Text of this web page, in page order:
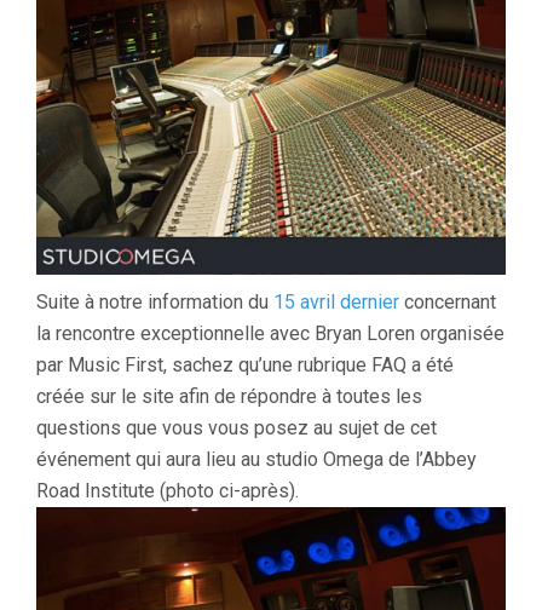
Suite à notre information du 15 avril dernier concernant
la rencontre exceptionnelle avec Bryan Loren organisée
par Music First, sachez qu’une rubrique FAQ a été
créée sur le site afin de répondre à toutes les
questions que vous vous posez au sujet de cet
événement qui aura lieu au studio Omega de l’Abbey
Road Institute (photo ci-après).